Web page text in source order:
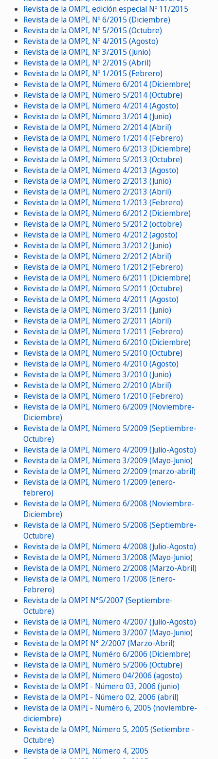
Revista de la OMPI, edición especial Nº 11/2015
Revista de la OMPI, Nº 6/2015 (Diciembre)
Revista de la OMPI, Nº 5/2015 (Octubre)
Revista de la OMPI, Nº 4/2015 (Agosto)
Revista de la OMPI, Nº 3/2015 (Junio)
Revista de la OMPI, Nº 2/2015 (Abril)
Revista de la OMPI, Nº 1/2015 (Febrero)
Revista de la OMPI, Número 6/2014 (Diciembre)
Revista de la OMPI, Número 5/2014 (Octubre)
Revista de la OMPI, Número 4/2014 (Agosto)
Revista de la OMPI, Número 3/2014 (Junio)
Revista de la OMPI, Número 2/2014 (Abril)
Revista de la OMPI, Número 1/2014 (Febrero)
Revista de la OMPI, Número 6/2013 (Diciembre)
Revista de la OMPI, Número 5/2013 (Octubre)
Revista de la OMPI, Número 4/2013 (Agosto)
Revista de la OMPI, Número 2/2013 (Junio)
Revista de la OMPI, Número 2/2013 (Abril)
Revista de la OMPI, Número 1/2013 (Febrero)
Revista de la OMPI, Número 6/2012 (Diciembre)
Revista de la OMPI, Número 5/2012 (octobre)
Revista de la OMPI, Número 4/2012 (agosto)
Revista de la OMPI, Número 3/2012 (Junio)
Revista de la OMPI, Número 2/2012 (Abril)
Revista de la OMPI, Número 1/2012 (Febrero)
Revista de la OMPI, Número 6/2011 (Diciembre)
Revista de la OMPI, Número 5/2011 (Octubre)
Revista de la OMPI, Número 4/2011 (Agosto)
Revista de la OMPI, Número 3/2011 (Junio)
Revista de la OMPI, Número 2/2011 (Abril)
Revista de la OMPI, Número 1/2011 (Febrero)
Revista de la OMPI, Número 6/2010 (Diciembre)
Revista de la OMPI, Número 5/2010 (Octubre)
Revista de la OMPI, Número 4/2010 (Agosto)
Revista de la OMPI, Número 3/2010 (Junio)
Revista de la OMPI, Número 2/2010 (Abril)
Revista de la OMPI, Número 1/2010 (Febrero)
Revista de la OMPI, Número 6/2009 (Noviembre-
Diciembre)
Revista de la OMPI, Número 5/2009 (Septiembre-
Octubre)
Revista de la OMPI, Número 4/2009 (Julio-Agosto)
Revista de la OMPI, Número 3/2009 (Mayo-Junio)
Revista de la OMPI, Número 2/2009 (marzo-abril)
Revista de la OMPI, Número 1/2009 (enero-
febrero)
Revista de la OMPI, Número 6/2008 (Noviembre-
Diciembre)
Revista de la OMPI, Número 5/2008 (Septiembre-
Octubre)
Revista de la OMPI, Número 4/2008 (Julio-Agosto)
Revista de la OMPI, Número 3/2008 (Mayo-Junio)
Revista de la OMPI, Número 2/2008 (Marzo-Abril)
Revista de la OMPI, Número 1/2008 (Enero-
Febrero)
Revista de la OMPI N°5/2007 (Septiembre-
Octubre)
Revista de la OMPI, Número 4/2007 (Julio-Agosto)
Revista de la OMPI, Número 3/2007 (Mayo-Junio)
Revista de la OMPI N° 2/2007 (Marzo-Abril)
Revista de la OMPI, Numéro 6/2006 (Diciembre)
Revista de la OMPI, Numéro 5/2006 (Octubre)
Revista de la OMPI, Número 04/2006 (agosto)
Revista de la OMPI - Número 03, 2006 (junio)
Revista de la OMPI - Número 02, 2006 (abril)
Revista de la OMPI - Numéro 6, 2005 (noviembre-
diciembre)
Revista de la OMPI, Número 5, 2005 (Setiembre -
Octubre)
Revista de la OMPI, Número 4, 2005